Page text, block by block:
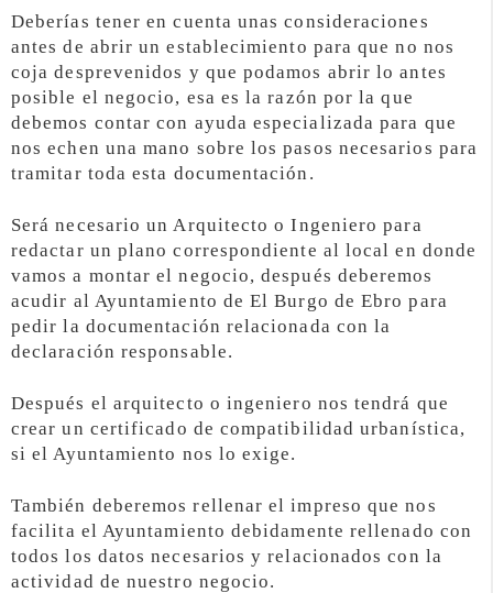
Deberías tener en cuenta unas consideraciones
antes de abrir un establecimiento para que no nos
coja desprevenidos y que podamos abrir lo antes
posible el negocio, esa es la razón por la que
debemos contar con ayuda especializada para que
nos echen una mano sobre los pasos necesarios para
tramitar toda esta documentación.
Será necesario un Arquitecto o Ingeniero para
redactar un plano correspondiente al local en donde
vamos a montar el negocio, después deberemos
acudir al Ayuntamiento de El Burgo de Ebro para
pedir la documentación relacionada con la
declaración responsable.
Después el arquitecto o ingeniero nos tendrá que
crear un certificado de compatibilidad urbanística,
si el Ayuntamiento nos lo exige.
También deberemos rellenar el impreso que nos
facilita el Ayuntamiento debidamente rellenado con
todos los datos necesarios y relacionados con la
actividad de nuestro negocio.